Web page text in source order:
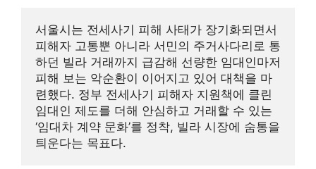
서울시는 전세사기 피해 사태가 장기화되면서
피해자 고통뿐 아니라 서민의 주거사다리로 통
하던 빌라 거래까지 급감해 선량한 임대인마저
피해 보는 악순환이 이어지고 있어 대책을 마
련했다. 정부 전세사기 피해자 지원책에 클린
임대인 제도를 더해 안심하고 거래할 수 있는
‘임대차 계약 문화’를 정착, 빌라 시장에 숨통을
틔운다는 목표다.